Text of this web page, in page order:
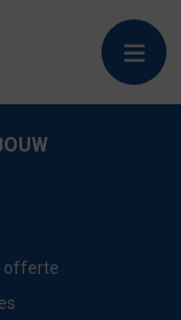
offerte